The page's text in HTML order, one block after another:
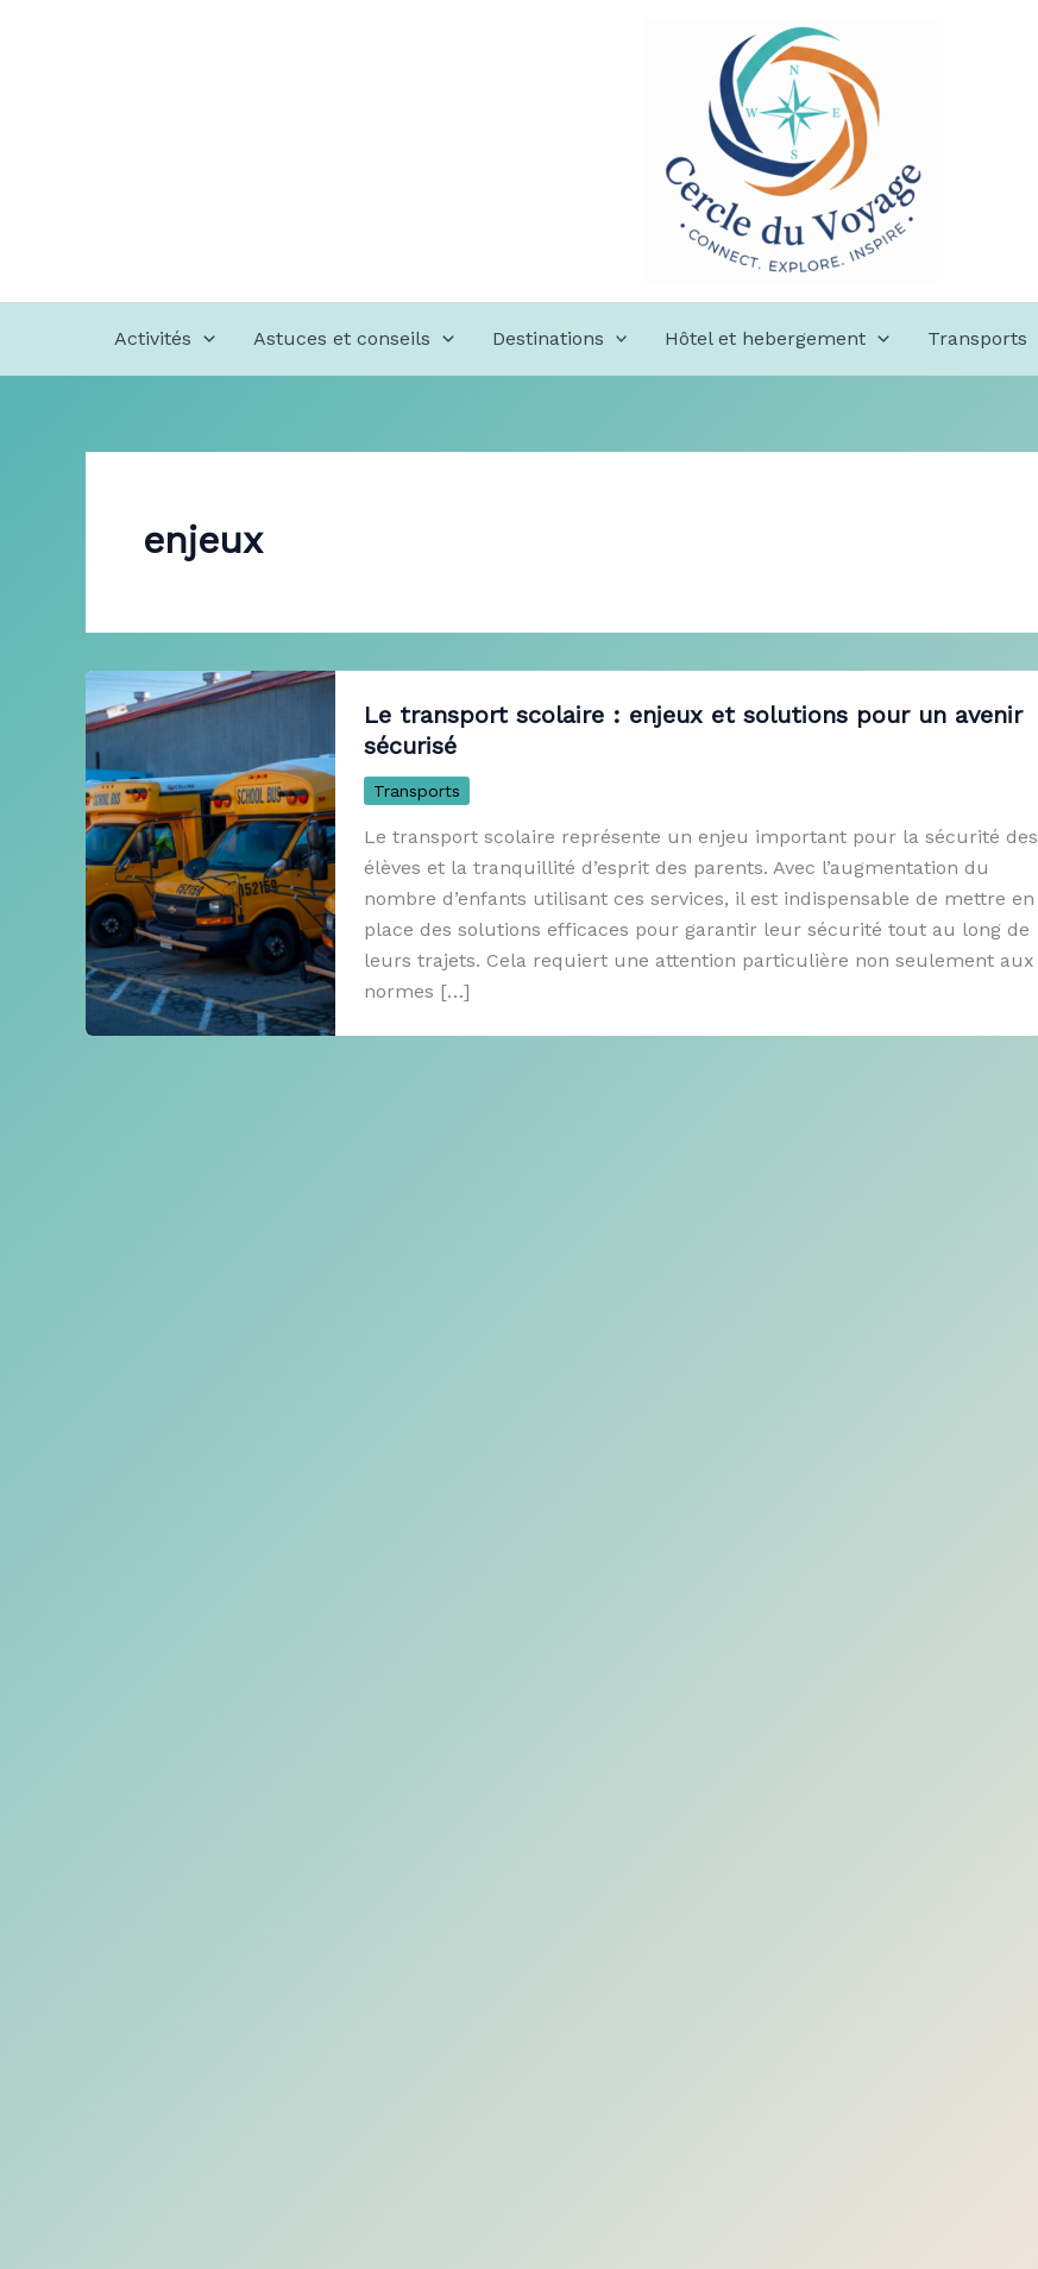
Activités Astuces et conseils Destinations Hôtel et hebergement Transports
enjeux
Le transport scolaire : enjeux et solutions pour un avenir
sécurisé
Transports
Le transport scolaire représente un enjeu important pour la sécurité des
élèves et la tranquillité d’esprit des parents. Avec l’augmentation du
nombre d’enfants utilisant ces services, il est indispensable de mettre en
place des solutions efficaces pour garantir leur sécurité tout au long de
leurs trajets. Cela requiert une attention particulière non seulement aux
normes […]